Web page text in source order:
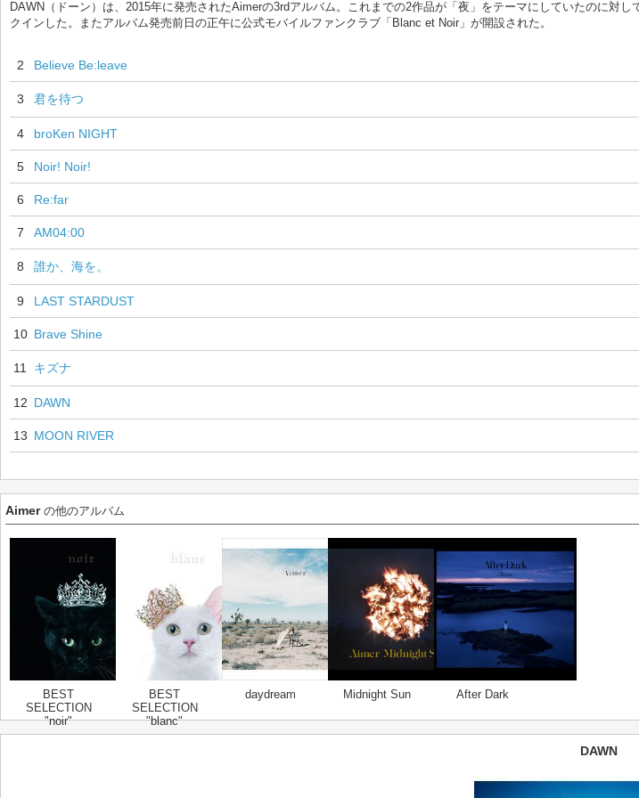
DAWN（ドーン）は、2015年に発売されたAimerの3rdアルバム。これまでの2作品が「夜」をテーマにしていたのに対
クインした。またアルバム発売前日の正午に公式モバイルファンクラブ「Blanc et Noir」が開設された。
2 Believe Be:leave
3 君を待つ
4 broKen NIGHT
5 Noir! Noir!
6 Re:far
7 AM04:00
8 誰か、海を。
9 LAST STARDUST
10 Brave Shine
11 キズナ
12 DAWN
13 MOON RIVER
Aimerの他のアルバム
BEST
SELECTION
"noir"
BEST
SELECTION
"blanc"
daydream Midnight Sun After Dark
DAWN